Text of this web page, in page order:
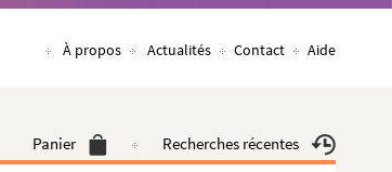
À propos Actualités Contact Aide
Panier Recherches récentes